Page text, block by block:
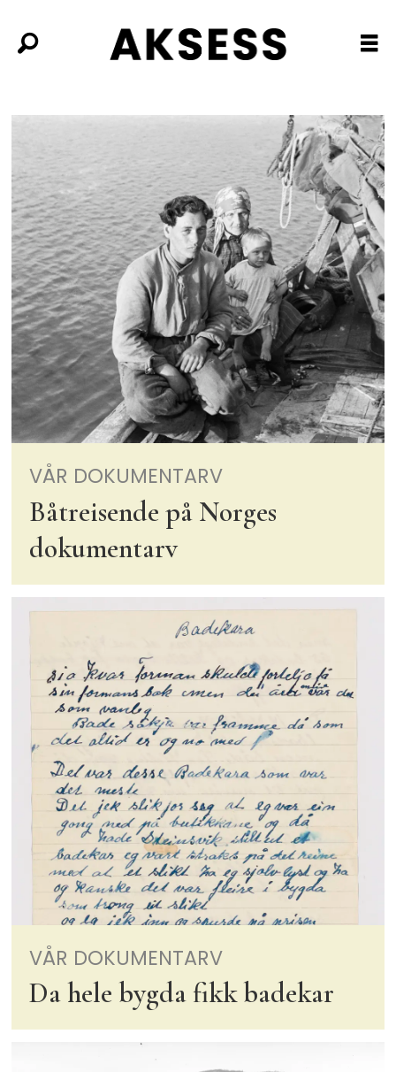
Tag:
dokumentarv
VÅR DOKUMENTARV
Båtreisende på Norges
dokumentarv
VÅR DOKUMENTARV
Da hele bygda fikk badekar